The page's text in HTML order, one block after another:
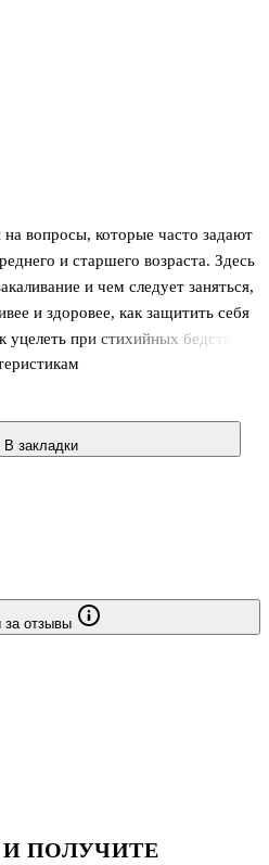
вопросы, которые часто задают
и старшего возраста. Здесь
и чем следует заняться,
и здоровее, как защитить себя
уцелеть при стихийных бедствиях
как пользоваться
оружие, с которым предстоит
В закладки
за отзывы
И ПОЛУЧИТЕ